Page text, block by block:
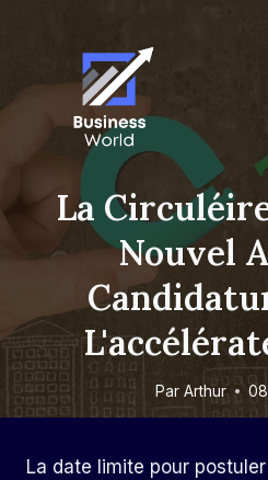
La
Nouvel
Par Arthur
La date limite pour